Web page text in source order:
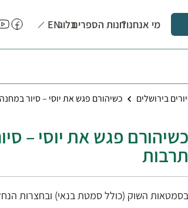
מי אנחנו?חנות הספריםבלוגEN
בירושלים כשיהורם פגש את יוסי – סיור
כשיהורם פגש את יוסי –
תרבות
בסמטאות השוק (כולל סמטת בנאי) ובחצרות